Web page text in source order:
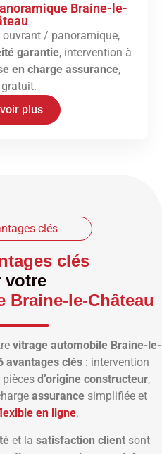
Braine-le-
/ panoramique,
garantie, intervention à
en charge assurance,
plus
clés
clés
votre
Braine-le-Château
vitrage automobile Braine-le-
avantages clés : intervention
pièces d’origine constructeur,
assurancesimplifiée et
en ligne.
et la satisfaction client sont